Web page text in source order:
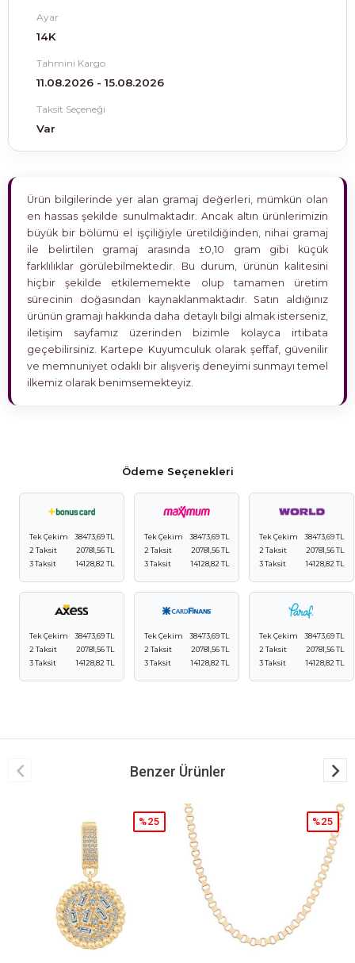
Ayar
14K
Tahmini Kargo
11.08.2026 - 15.08.2026
Taksit Seçeneği
Var
Ürün bilgilerinde yer alan gramaj değerleri, mümkün olan
en hassas şekilde sunulmaktadır. Ancak altın ürünlerimizin
büyük bir bölümü el işçiliğiyle üretildiğinden, nihai gramaj
ile belirtilen gramaj arasında ±0,10 gram gibi küçük
farklılıklar görülebilmektedir. Bu durum, ürünün kalitesini
hiçbir şekilde etkilememekte olup tamamen üretim
sürecinin doğasından kaynaklanmaktadır. Satın aldığınız
ürünün gramajı hakkında daha detaylı bilgi almak isterseniz,
iletişim sayfamız üzerinden bizimle kolayca irtibata
geçebilirsiniz. Kartepe Kuyumculuk olarak şeffaf, güvenilir
ve memnuniyet odaklı bir alışveriş deneyimi sunmayı temel
ilkemiz olarak benimsemekteyiz.
Ödeme Seçenekleri
Tek Çekim
38473,69 TL
2 Taksit
20781,56 TL
3 Taksit
14128,82 TL
Tek Çekim
38473,69 TL
2 Taksit
20781,56 TL
3 Taksit
14128,82 TL
Tek Çekim
38473,69 TL
2 Taksit
20781,56 TL
3 Taksit
14128,82 TL
Tek Çekim
38473,69 TL
2 Taksit
20781,56 TL
3 Taksit
14128,82 TL
Tek Çekim
38473,69 TL
2 Taksit
20781,56 TL
3 Taksit
14128,82 TL
Tek Çekim
38473,69 TL
2 Taksit
20781,56 TL
3 Taksit
14128,82 TL
Benzer Ürünler
%25 %25